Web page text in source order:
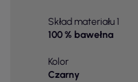
Skład materiału 1
100 % bawełna
Kolor
Czarny